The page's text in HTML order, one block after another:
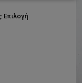
Επιλογή